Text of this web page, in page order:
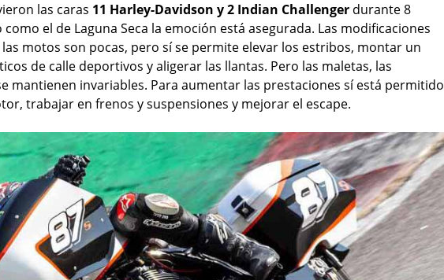
las caras 11 Harley-Davidson y 2 Indian Challenger durante 8
el de Laguna Seca la emoción está asegurada. Las modificaciones
motos son pocas, pero sí se permite elevar los estribos, montar un
de calle deportivos y aligerar las llantas. Pero las maletas, las
mantienen invariables. Para aumentar las prestaciones sí está permitido
trabajar en frenos y suspensiones y mejorar el escape.